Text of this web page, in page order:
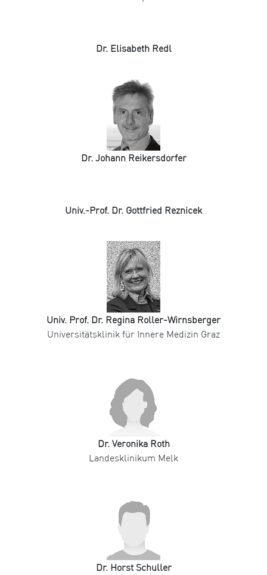
Dr. Elisabeth Redl
Dr. Johann Reikersdorfer
Univ.-Prof. Dr. Gottfried Reznicek
Univ. Prof. Dr. Regina Roller-Wirnsberger
Universitätsklinik für Innere Medizin Graz
Dr. Veronika Roth
Landesklinikum Melk
Dr. Horst Schuller